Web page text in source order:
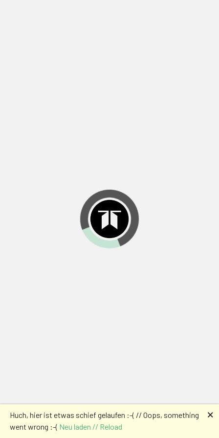
Huch, hier ist etwas schief gelaufen :-( // Oops, something
went wrong :-( Neu laden // Reload
🗙